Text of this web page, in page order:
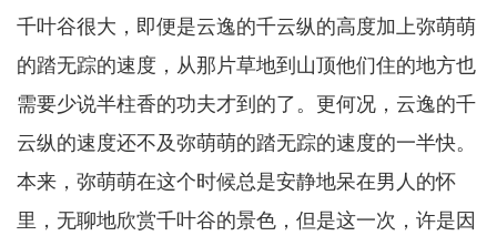
千叶谷很大，即便是云逸的千云纵的高度加上弥萌萌
的踏无踪的速度，从那片草地到山顶他们住的地方也
需要少说半柱香的功夫才到的了。更何况，云逸的千
云纵的速度还不及弥萌萌的踏无踪的速度的一半快。
本来，弥萌萌在这个时候总是安静地呆在男人的怀
里，无聊地欣赏千叶谷的景色，但是这一次，许是因